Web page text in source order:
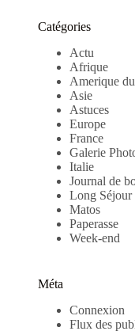
Catégories
Actu
Afrique
Amerique
Asie
Astuces
Europe
France
Galerie
Italie
Journal de
Long Séjour
Matos
Paperasse
Week-end
Méta
Connexion
Flux des